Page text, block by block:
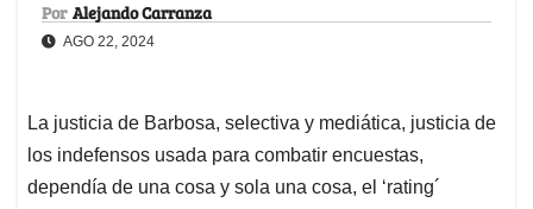
Por Alejando Carranza
AGO 22, 2024
La justicia de Barbosa, selectiva y mediática, justicia de
los indefensos usada para combatir encuestas,
dependía de una cosa y sola una cosa, el ‘rating´